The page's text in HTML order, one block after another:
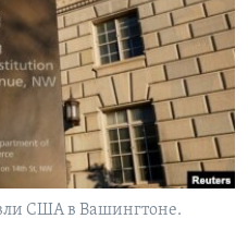
США в Вашингтоне.